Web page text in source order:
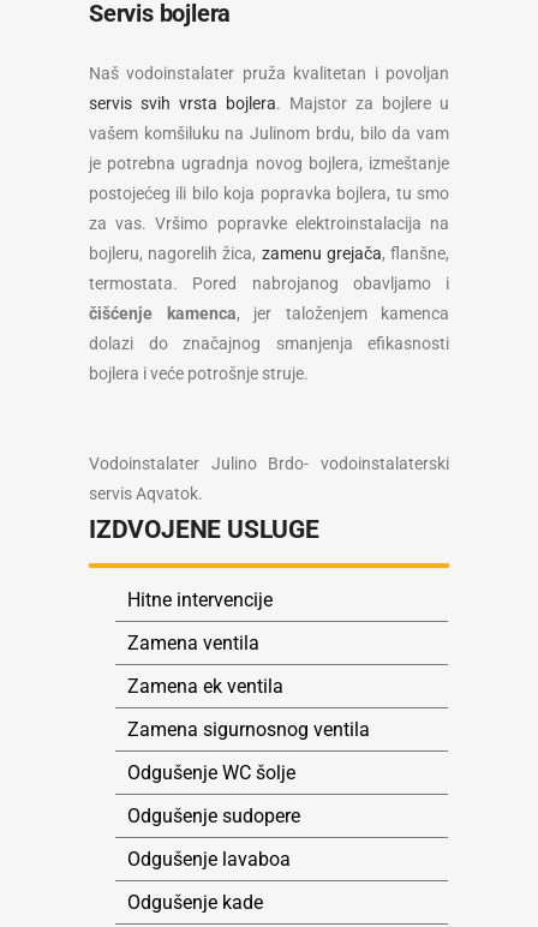
Servis bojlera
Naš vodoinstalater pruža kvalitetan i povoljan
servis svih vrsta bojlera. Majstor za bojlere u
vašem komšiluku na Julinom brdu, bilo da vam
je potrebna ugradnja novog bojlera, izmeštanje
postojećeg ili bilo koja popravka bojlera, tu smo
za vas. Vršimo popravke elektroinstalacija na
bojleru, nagorelih žica, zamenu grejača, flanšne,
termostata. Pored nabrojanog obavljamo i
čišćenje kamenca, jer taloženjem kamenca
dolazi do značajnog smanjenja efikasnosti
bojlera i veće potrošnje struje.
Vodoinstalater Julino Brdo- vodoinstalaterski
servis Aqvatok.
IZDVOJENE USLUGE
Hitne intervencije
Zamena ventila
Zamena ek ventila
Zamena sigurnosnog ventila
Odgušenje WC šolje
Odgušenje sudopere
Odgušenje lavaboa
Odgušenje kade